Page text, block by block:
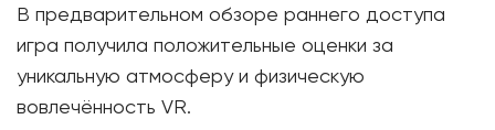
В предварительном обзоре раннего доступа
игра получила положительные оценки за
уникальную атмосферу и физическую
вовлечённость VR.